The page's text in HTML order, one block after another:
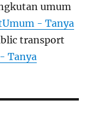
umum
- Tanya
transport
Tanya